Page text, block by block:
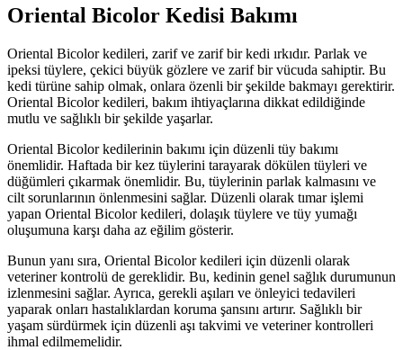
Oriental Bicolor Kedisi Bakımı
Oriental Bicolor kedileri, zarif ve zarif bir kedi ırkıdır. Parlak ve
ipeksi tüylere, çekici büyük gözlere ve zarif bir vücuda sahiptir. Bu
kedi türüne sahip olmak, onlara özenli bir şekilde bakmayı gerektirir.
Oriental Bicolor kedileri, bakım ihtiyaçlarına dikkat edildiğinde
mutlu ve sağlıklı bir şekilde yaşarlar.
Oriental Bicolor kedilerinin bakımı için düzenli tüy bakımı
önemlidir. Haftada bir kez tüylerini tarayarak dökülen tüyleri ve
düğümleri çıkarmak önemlidir. Bu, tüylerinin parlak kalmasını ve
cilt sorunlarının önlenmesini sağlar. Düzenli olarak tımar işlemi
yapan Oriental Bicolor kedileri, dolaşık tüylere ve tüy yumağı
oluşumuna karşı daha az eğilim gösterir.
Bunun yanı sıra, Oriental Bicolor kedileri için düzenli olarak
veteriner kontrolü de gereklidir. Bu, kedinin genel sağlık durumunun
izlenmesini sağlar. Ayrıca, gerekli aşıları ve önleyici tedavileri
yaparak onları hastalıklardan koruma şansını artırır. Sağlıklı bir
yaşam sürdürmek için düzenli aşı takvimi ve veteriner kontrolleri
ihmal edilmemelidir.